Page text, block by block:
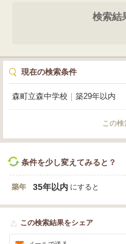
検索結
現在の検索条件
森町立森中学校 築29年以内
この検
条件を少し変えてみると？
築年 35年以内 にすると
この検索結果をシェア